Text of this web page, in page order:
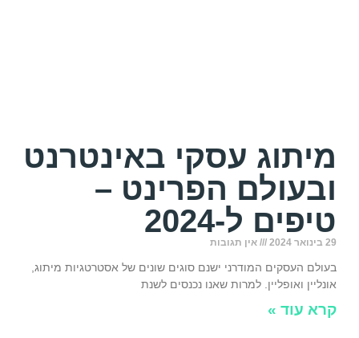
מיתוג עסקי באינטרנט
ובעולם הפרינט –
טיפים ל-2024
29 בינואר 2024 אין תגובות
בעולם העסקים המודרני ישנם סוגים שונים של אסטרטגיות מיתוג,
אונליין ואופליין. למרות שאנו נכנסים לשנת
קרא עוד »